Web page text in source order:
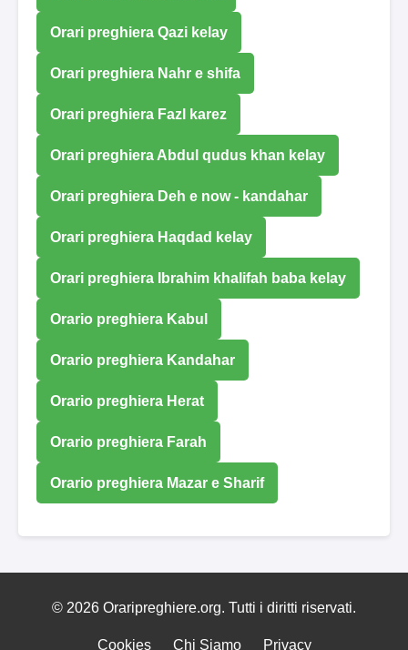
Orari preghiera Qazi kelay
Orari preghiera Nahr e shifa
Orari preghiera Fazl karez
Orari preghiera Abdul qudus khan kelay
Orari preghiera Deh e now - kandahar
Orari preghiera Haqdad kelay
Orari preghiera Ibrahim khalifah baba kelay
Orario preghiera Kabul
Orario preghiera Kandahar
Orario preghiera Herat
Orario preghiera Farah
Orario preghiera Mazar e Sharif
© 2026 Oraripreghiere.org. Tutti i diritti riservati.
Cookies Chi Siamo Privacy